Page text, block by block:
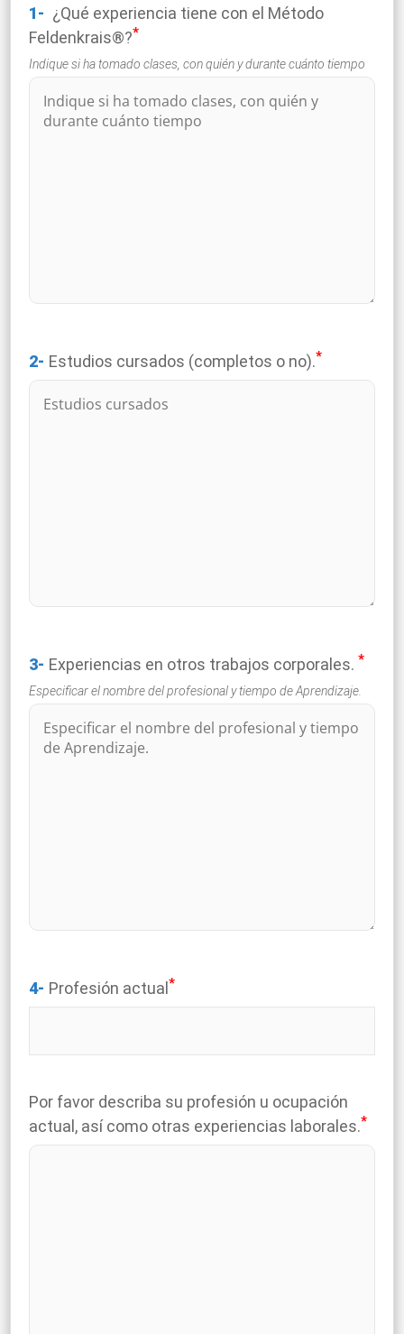
1- ¿Qué experiencia tiene con el Método
Feldenkrais®?*
Indique si ha tomado clases, con quién y durante cuánto tiempo
2- Estudios cursados (completos o no).*
3- Experiencias en otros trabajos corporales. *
Especificar el nombre del profesional y tiempo de Aprendizaje.
4- Profesión actual *
Por favor describa su profesión u ocupación
actual, así como otras experiencias laborales.*